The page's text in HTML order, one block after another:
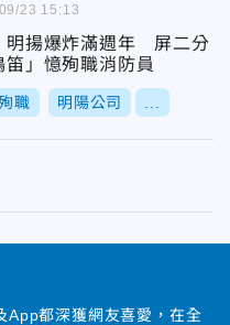
明揚爆炸滿週年 屏二分
笛」憶殉職消防員
職 明陽公司
23 15:13
App都深獲網友喜愛，在全